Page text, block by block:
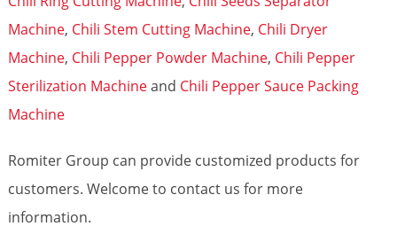
Machine, Chili Stem Cutting Machine, Chili Dryer
Machine, Chili Pepper Powder Machine, Chili Pepper
Sterilization Machineand Chili Pepper Sauce Packing
Machine
Romiter Group can provide customized products for
customers. Welcome to contact us for more
information.